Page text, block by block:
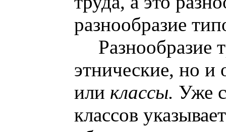
разнообразие
Разнообразие
этнические, но
или классы. Уже
классов